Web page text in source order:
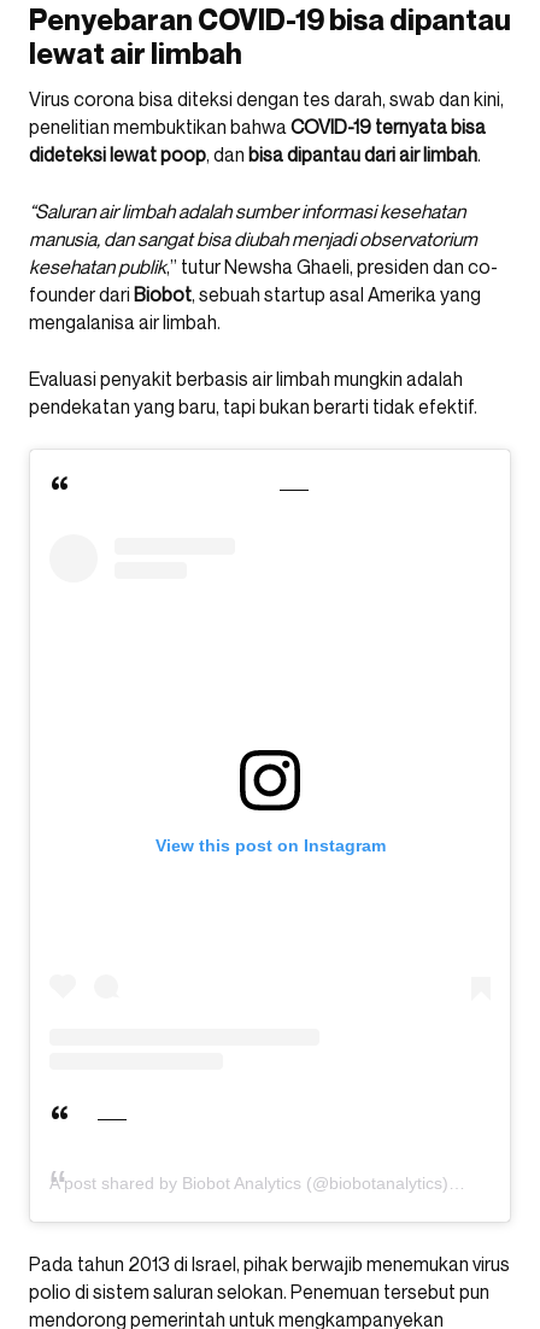
Penyebaran COVID-19 bisa dipantau
lewat air limbah
Virus corona bisa diteksi dengan tes darah, swab dan kini,
penelitian membuktikan bahwa COVID-19 ternyata bisa
dideteksi lewat poop, dan bisa dipantau dari air limbah.
“Saluran air limbah adalah sumber informasi kesehatan
manusia, dan sangat bisa diubah menjadi observatorium
kesehatan publik,” tutur Newsha Ghaeli, presiden dan co-
founder dari Biobot, sebuah startup asal Amerika yang
mengalanisa air limbah.
Evaluasi penyakit berbasis air limbah mungkin adalah
pendekatan yang baru, tapi bukan berarti tidak efektif.
View this post on Instagram
A post shared by Biobot Analytics (@biobotanalytics)
Pada tahun 2013 di Israel, pihak berwajib menemukan virus
polio di sistem saluran selokan. Penemuan tersebut pun
mendorong pemerintah untuk mengkampanyekan